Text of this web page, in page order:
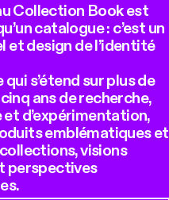
Collection Book est
catalogue : c’est un
et design de l’identité
qui s’étend sur plus de
ans de recherche,
d’expérimentation,
emblématiques et
visions
perspectives